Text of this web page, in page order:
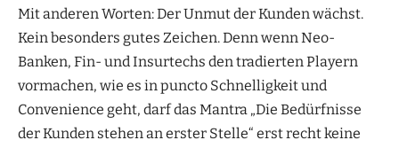
Mit anderen Worten: Der Unmut der Kunden wächst.
Kein besonders gutes Zeichen. Denn wenn Neo-
Banken, Fin- und Insurtechs den tradierten Playern
vormachen, wie es in puncto Schnelligkeit und
Convenience geht, darf das Mantra „Die Bedürfnisse
der Kunden stehen an erster Stelle“ erst recht keine